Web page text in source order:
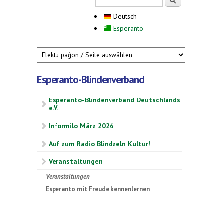
Deutsch
Esperanto
Esperanto-Blindenverband
Esperanto-Blindenverband Deutschlands
e.V.
Informilo März 2026
Auf zum Radio Blindzeln Kultur!
Veranstaltungen
Veranstaltungen
Esperanto mit Freude kennenlernen